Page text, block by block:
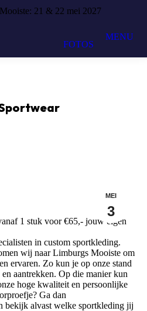
21 & 22 mei 2027
MENU
FOTOS
MEI
3
1 stuk voor €65,- jouw eigen
in custom sportkleding.
wij naar Limburgs Mooiste om
ervaren. Zo kun je op onze stand
aantrekken. Op die manier kun
hoge kwaliteit en persoonlijke
Ga dan
bekijk alvast welke sportkleding jij